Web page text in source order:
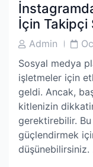
İçin Takipçi
PostAdmin
Post
Sosyal medya
işletmeler için
geldi. Ancak,
kitlenizin
gerektirebilir.
güçlendirmek
düşünebilirsiniz.